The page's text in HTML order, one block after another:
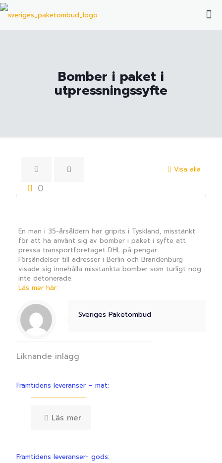
Bomber i paket i
utpressningssyfte
Visa alla
0
En man i 35-årsåldern har gripits i Tyskland, misstänkt
för att ha använt sig av bomber i paket i syfte att
pressa transportföretaget DHL på pengar.
Försändelser till adresser i Berlin och Brandenburg
visade sig innehålla misstänkta bomber som turligt nog
inte detonerade.
Läs mer här:
Sveriges Paketombud
Liknande inlägg
Framtidens leveranser – mat:
Läs mer
Framtidens leveranser- gods: